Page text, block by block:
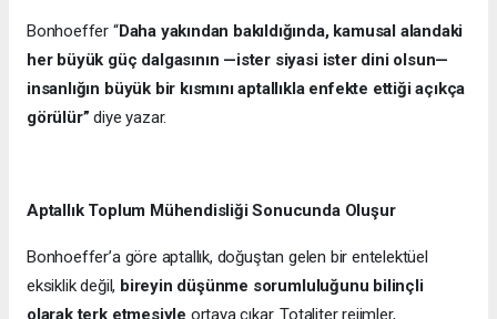
Bonhoeffer “Daha yakından bakıldığında, kamusal alandaki
her büyük güç dalgasının —ister siyasi ister dini olsun—
insanlığın büyük bir kısmını aptallıkla enfekte ettiği açıkça
görülür” diye yazar.
Aptallık Toplum Mühendisliği Sonucunda Oluşur
Bonhoeffer’a göre aptallık, doğuştan gelen bir entelektüel
eksiklik değil, bireyin düşünme sorumluluğunu bilinçli
olarak terk etmesiyle ortaya çıkar. Totaliter rejimler,